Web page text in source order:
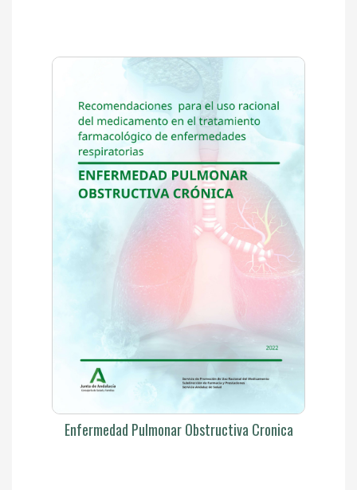
Enfermedad Pulmonar Obstructiva Cronica